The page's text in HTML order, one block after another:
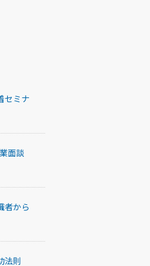
セミナ
面談
者から
法則